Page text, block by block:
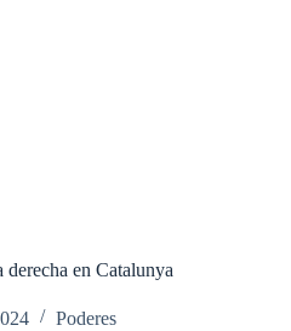
en Catalunya
Poderes